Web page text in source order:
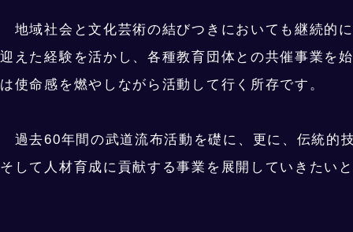
地域社会と文化芸術の結びつきにおいても継続的
迎えた経験を活かし、各種教育団体との共催事業を
は使命感を燃やしながら活動して行く所存です。
過去60年間の武道流布活動を礎に、更に、伝統的
そして人材育成に貢献する事業を展開していきたい